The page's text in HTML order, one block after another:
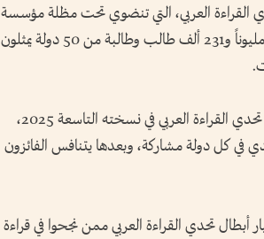
القراءة العربي، التي تنضوي تحت مظلة مؤسسة
"مبادرات محمد بن راشد آل مكتوم العالمية"، إلى 32 مليوناً و231 ألف طالب وطالبة من 50 دولة يمثلون
وانطلقت التصفيات النهائية على مستوى الدول من تحدي القراءة العربي في نسخته التاسعة 2025،
كل دولة مشاركة، وبعدها يتنافس الفائزون
تحدي القراءة العربي ممن نجحوا في قراءة